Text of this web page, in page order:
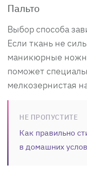
Пальто
Выбор способа
Если ткань не
маникюрные
поможет
мелкозернистая
НЕ ПРОПУСТИТЕ
Как правильно
в домашних